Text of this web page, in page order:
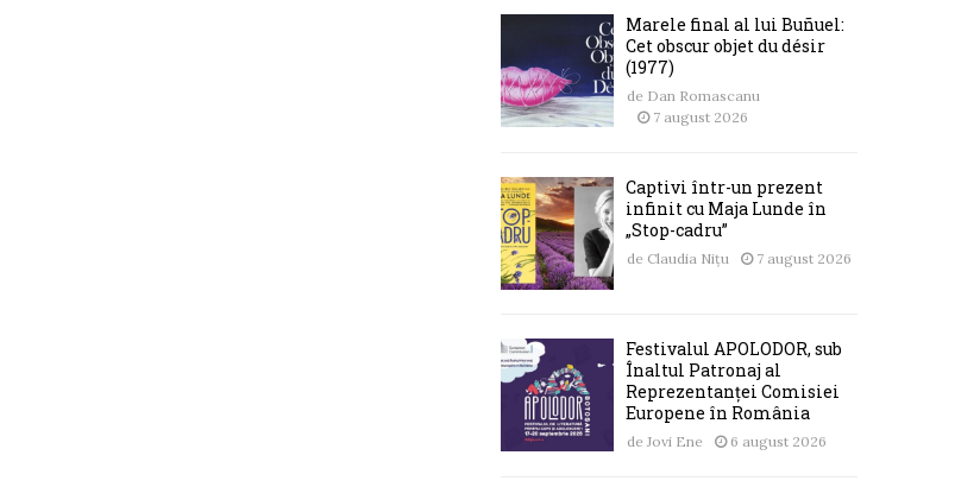
Marele final al lui Buñuel:
Cet obscur objet du désir
(1977)
de Dan Romascanu
7 august 2026
Captivi într-un prezent
infinit cu Maja Lunde în
„Stop-cadru”
de Claudia Nițu 7 august 2026
Festivalul APOLODOR, sub
Înaltul Patronaj al
Reprezentanței Comisiei
Europene în România
de Jovi Ene 6 august 2026